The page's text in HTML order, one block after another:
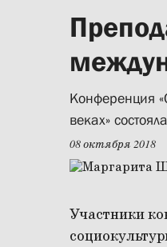
Конференция
веках»
08 октября 2018
Участники